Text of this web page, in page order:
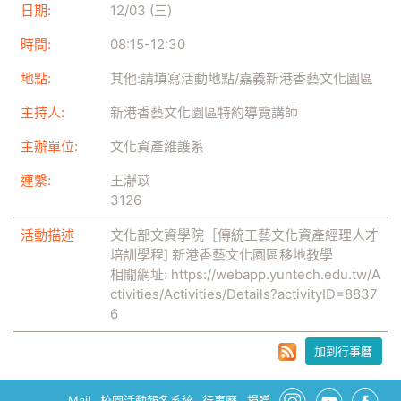
日期:
12/03 (三)
時間:
08:15-12:30
地點:
其他:請填寫活動地點/嘉義新港香藝文化園區
主持人:
新港香藝文化園區特約導覽講師
主辦單位:
文化資產維護系
連繫:
王瀞苡
3126
活動描述
文化部文資學院［傳統工藝文化資產經理人才
培訓學程] 新港香藝文化園區移地教學
相關網址: https://webapp.yuntech.edu.tw/A
ctivities/Activities/Details?activityID=8837
6
加到行事曆